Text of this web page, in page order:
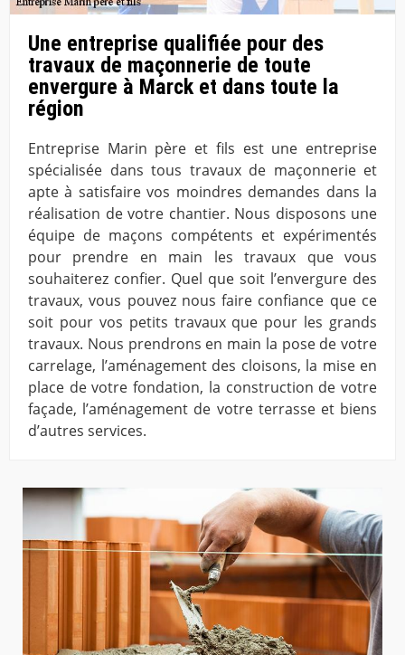
Une entreprise qualifiée pour des
travaux de maçonnerie de toute
envergure à Marck et dans toute la
région
Entreprise Marin père et fils est une entreprise
spécialisée dans tous travaux de maçonnerie et
apte à satisfaire vos moindres demandes dans la
réalisation de votre chantier. Nous disposons une
équipe de maçons compétents et expérimentés
pour prendre en main les travaux que vous
souhaiterez confier. Quel que soit l’envergure des
travaux, vous pouvez nous faire confiance que ce
soit pour vos petits travaux que pour les grands
travaux. Nous prendrons en main la pose de votre
carrelage, l’aménagement des cloisons, la mise en
place de votre fondation, la construction de votre
façade, l’aménagement de votre terrasse et biens
d’autres services.